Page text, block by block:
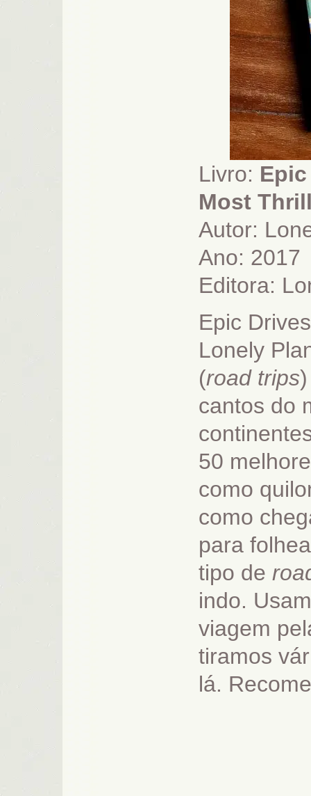
Livro:
Most
Autor:
Ano: 2017
Editora:
Epic
Lonely
(road trips
cantos do
50
como
como
para
tipo de
indo.
viagem
tiramos
lá.